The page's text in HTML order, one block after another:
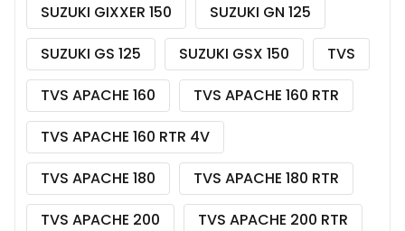
SUZUKI GIXXER 150
SUZUKI GN 125
SUZUKI GS 125
SUZUKI GSX 150
TVS
TVS APACHE 160
TVS APACHE 160 RTR
TVS APACHE 160 RTR 4V
TVS APACHE 180
TVS APACHE 180 RTR
TVS APACHE 200
TVS APACHE 200 RTR